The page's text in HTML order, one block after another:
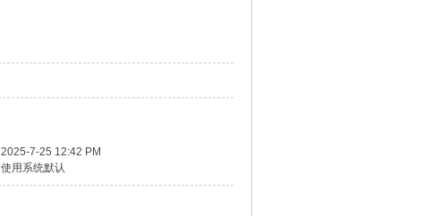
2025-7-25 12:42 PM
使用系统默认